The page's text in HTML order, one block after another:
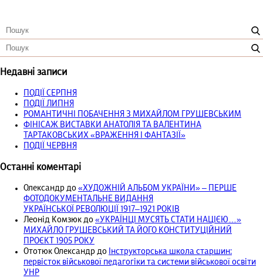
Недавні записи
ПОДІЇ СЕРПНЯ
ПОДІЇ ЛИПНЯ
РОМАНТИЧНІ ПОБАЧЕННЯ З МИХАЙЛОМ ГРУШЕВСЬКИМ
ФІНІСАЖ ВИСТАВКИ АНАТОЛІЯ ТА ВАЛЕНТИНА
ТАРТАКОВСЬКИХ «ВРАЖЕННЯ І ФАНТАЗІЇ»
ПОДІЇ ЧЕРВНЯ
Останні коментарі
Олександр до «ХУДОЖНІЙ АЛЬБОМ УКРАЇНИ» – ПЕРШЕ
ФОТОДОКУМЕНТАЛЬНЕ ВИДАННЯ
УКРАЇНСЬКОЇ РЕВОЛЮЦІЇ 1917‒1921 РОКІВ
Леонід Комзюк до «УКРАЇНЦІ МУСЯТЬ СТАТИ НАЦІЄЮ…»
МИХАЙЛО ГРУШЕВСЬКИЙ ТА ЙОГО КОНСТИТУЦІЙНИЙ
ПРОЄКТ 1905 РОКУ
Ототюк Олександр до Інструкторська школа старшин:
первісток військової педагогіки та системи військової освіти
УНР